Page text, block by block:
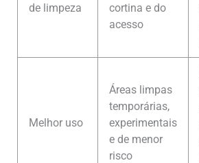
de limpeza
cortina e do
acesso
Melhor uso
Áreas limpas
temporárias,
experimentais
e de menor
risco